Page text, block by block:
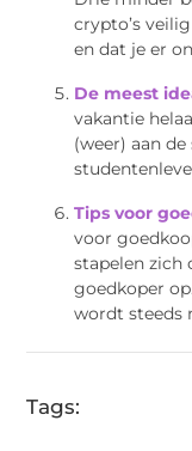
crypto’s
en dat je er
De meest
vakantie
(weer) aan
Tips voor
voor
stapelen zich
goedkoper
wordt steeds
Tags: